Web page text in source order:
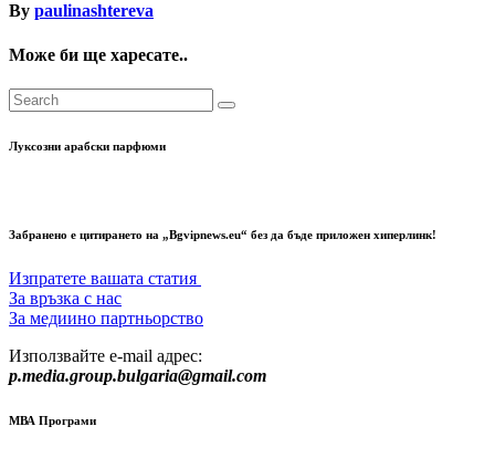
By paulinashtereva
Може би ще харесате..
Луксозни арабски парфюми
Забранено е цитирането на „Bgvipnews.eu“ без да бъде приложен хиперлинк!
Изпратете вашата статия
За връзка с нас
За медиино партньорство
Използвайте e-mail адрес:
p.media.group.bulgaria@gmail.com
МВА Програми